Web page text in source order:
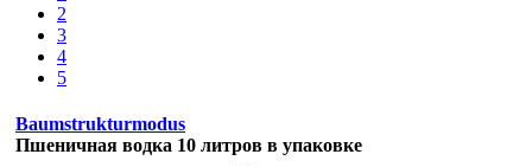
2
3
4
5
Baumstrukturmodus
Пшеничная водка 10 литров в упаковке